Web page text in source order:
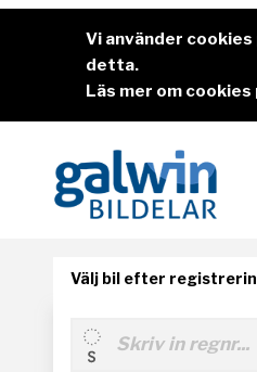
Vi använder
detta.
Läs mer om cookies
Välj bil efter